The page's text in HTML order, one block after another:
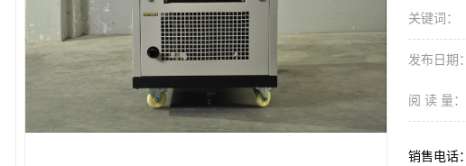
关键词：
发布日期：
阅 读 量：
销售电话：